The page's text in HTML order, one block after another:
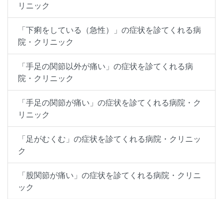
リニック
「下痢をしている（急性）」の症状を診てくれる病
院・クリニック
「手足の関節以外が痛い」の症状を診てくれる病
院・クリニック
「手足の関節が痛い」の症状を診てくれる病院・ク
リニック
「足がむくむ」の症状を診てくれる病院・クリニッ
ク
「股関節が痛い」の症状を診てくれる病院・クリニ
ック